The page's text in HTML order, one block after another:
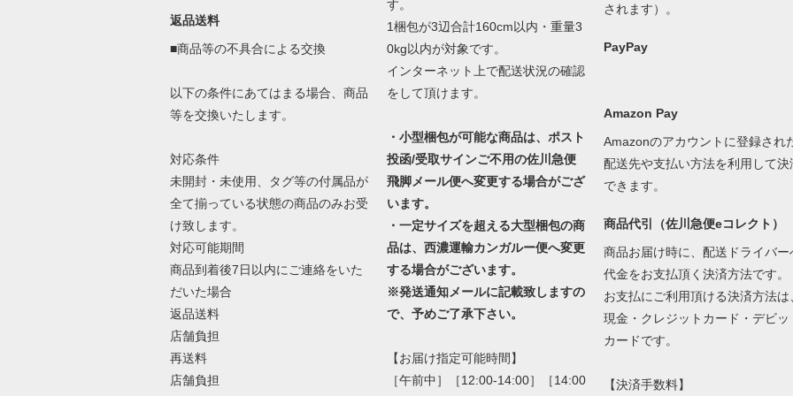
返品送料
■商品等の不具合による交換
以下の条件にあてはまる場合、商品
等を交換いたします。
対応条件
未開封・未使用、タグ等の付属品が
全て揃っている状態の商品のみお受
け致します。
対応可能期間
商品到着後7日以内にご連絡をいた
だいた場合
返品送料
店舗負担
再送料
店舗負担
す。
1梱包が3辺合計160cm以内・重量3
0kg以内が対象です。
インターネット上で配送状況の確認
をして頂けます。
・小型梱包が可能な商品は、ポスト
投函/受取サインご不用の佐川急便
飛脚メール便へ変更する場合がござ
います。
・一定サイズを超える大型梱包の商
品は、西濃運輸カンガルー便へ変更
する場合がございます。
※発送通知メールに記載致しますの
で、予めご了承下さい。
【お届け指定可能時間】
［午前中］［12:00-14:00］［14:00
されます）。
PayPay
Amazon Pay
Amazonのアカウントに登録され
配送先や支払い方法を利用して決
できます。
商品代引（佐川急便eコレクト）
商品お届け時に、配送ドライバー
代金をお支払頂く決済方法です。
お支払にご利用頂ける決済方法は
現金・クレジットカード・デビッ
カードです。
【決済手数料】